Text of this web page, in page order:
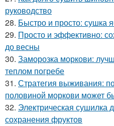
руководство
28. Быстро и просто: сушка
29. Просто и эффективно:
до весны
30. Заморозка моркови:
теплом погребе
31. Стратегия выживания:
половиной моркови может
32. Электрическая сушилка
сохранения фруктов